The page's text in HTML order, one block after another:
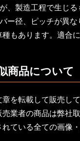
、製造工程で生じ
ー径、ピッチが異
もあります。適合
商品について
を転載して販売し
業者の商品は弊社
ている全ての画像